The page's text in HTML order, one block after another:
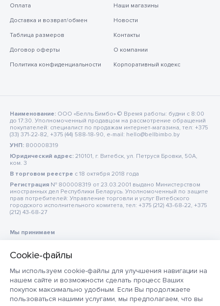
Мы используем cookie-файлы для улучшения навигации на
нашем сайте и возможности сделать процесс Ваших
покупок максимально удобным. Если Вы продолжаете
пользоваться нашими услугами, мы предполагаем, что вы
Оплата
Доставка и возврат/обмен
Таблица размеров
Договор оферты
Политика конфиденциальности
Наши магазины
Новости
Контакты
О компании
Корпоративный кодекс
Наименование: ООО «Белль Бимбо» © Время работы: будни с 8:00
до 17:30. Уполномоченный продавцом на рассмотрение обращений
покупателей: специалист по продажам интернет-магазина, тел: +375
(33) 371-22-82, +375 (44) 588-18-90, e-mail: hello@bellbimbo.by
УНП: 800008319
Юридический адрес: 210101, г. Витебск, ул. Петруся Бровки, 50А,
ком. 3
В торговом реестре c 18 октября 2018 года
Регистрация № 800008319 от 23.03.2001 выдано Министерством
иностранных дел Республики Беларусь. Уполномоченный по защите
прав потребителей: Управление торговли и услуг Витебского
городского исполнительного комитета, тел: +375 (212) 43-68-22, +375
(212) 43-68-27
Мы принимаем